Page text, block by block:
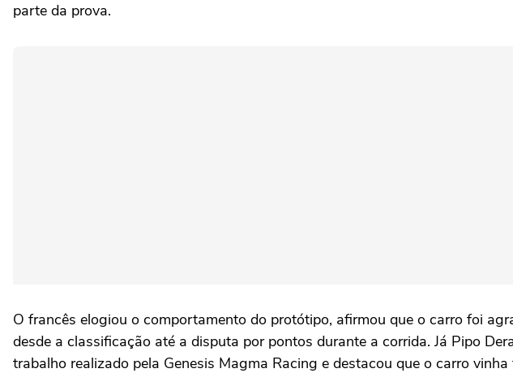
parte da prova.
O francês elogiou o comportamento do protótipo, afirmou que o carro foi
desde a classificação até a disputa por pontos durante a corrida. Já Pipo
trabalho realizado pela Genesis Magma Racing e destacou que o carro